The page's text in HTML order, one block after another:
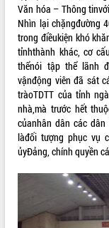
Khám bệnh, cấp phát
và tặng quà người dân xã
Hội nghị UBND tỉnh Đắk
tháng 7/2026
Lễ truy tặng danh hiệu “Bà
Nam Anh hùng” và trao
Lao động
Văn hóa – Thông
Nhìn lại chặngđường
trong điềukiện khó
tỉnhthành khác, cơ
thểnói tập thể lãnh
vậnđộng viên đã sát
tràoTDTT của tỉnh
nhà,mà trước hết
củanhân dân các
làđối tượng phục vụ
ủyĐảng, chính quyền